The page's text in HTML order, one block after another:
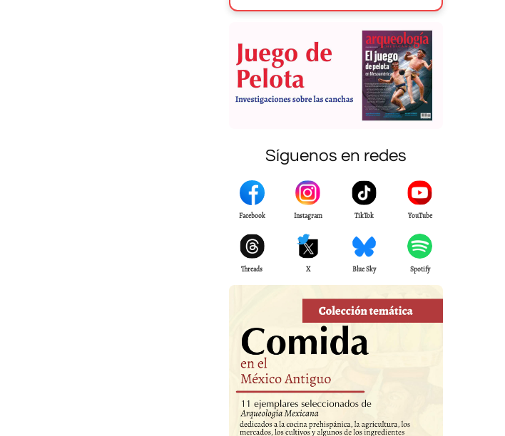
Síguenos en redes
Facebook Instagram TikTok YouTube
Threads X Blue Sky Spotify